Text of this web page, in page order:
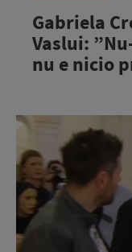
Gabriela
Vaslui:
nu e nicio